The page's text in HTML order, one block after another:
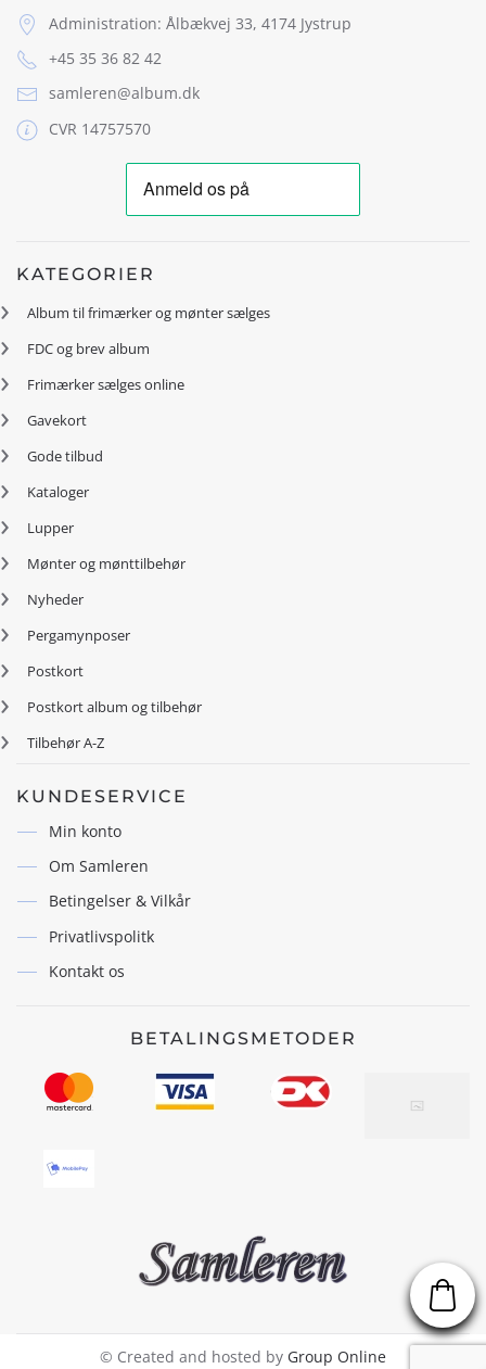
Administration: Ålbækvej 33, 4174 Jystrup
+45 35 36 82 42
samleren@album.dk
CVR 14757570
KATEGORIER
Album til frimærker og mønter sælges
FDC og brev album
Frimærker sælges online
Gavekort
Gode tilbud
Kataloger
Lupper
Mønter og mønttilbehør
Nyheder
Pergamynposer
Postkort
Postkort album og tilbehør
Tilbehør A-Z
KUNDESERVICE
Min konto
Om Samleren
Betingelser & Vilkår
Privatlivspolitk
Kontakt os
BETALINGSMETODER
© Created and hosted by Group Online